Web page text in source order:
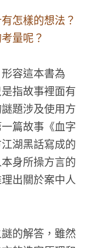
怎樣的想法？
量呢？
容這本書為
指故事裡面有
題涉及使用方
篇故事《血字
湖黑話寫成的
身所操方言的
出關於案中人
的解答，雖然